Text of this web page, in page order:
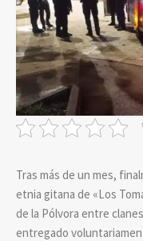
Tras más de un mes,
etnia gitana de «Los
de la Pólvora entre
entregado